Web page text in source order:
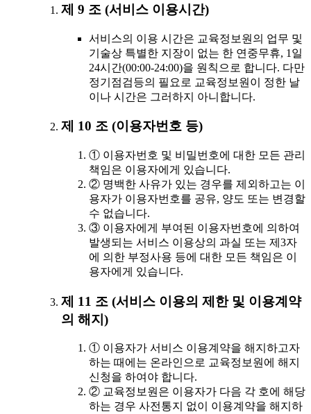
제 9 조 (서비스 이용시간)
서비스의 이용 시간은 교육정보원의 업무 및
기술상 특별한 지장이 없는 한 연중무휴, 1일
24시간(00:00-24:00)을 원칙으로 합니다. 다만
정기점검등의 필요로 교육정보원이 정한 날
이나 시간은 그러하지 아니합니다.
제 10 조 (이용자번호 등)
① 이용자번호 및 비밀번호에 대한 모든 관리
책임은 이용자에게 있습니다.
② 명백한 사유가 있는 경우를 제외하고는 이
용자가 이용자번호를 공유, 양도 또는 변경할
수 없습니다.
③ 이용자에게 부여된 이용자번호에 의하여
발생되는 서비스 이용상의 과실 또는 제3자
에 의한 부정사용 등에 대한 모든 책임은 이
용자에게 있습니다.
제 11 조 (서비스 이용의 제한 및 이용계약
의 해지)
① 이용자가 서비스 이용계약을 해지하고자
하는 때에는 온라인으로 교육정보원에 해지
신청을 하여야 합니다.
② 교육정보원은 이용자가 다음 각 호에 해당
하는 경우 사전통지 없이 이용계약을 해지하